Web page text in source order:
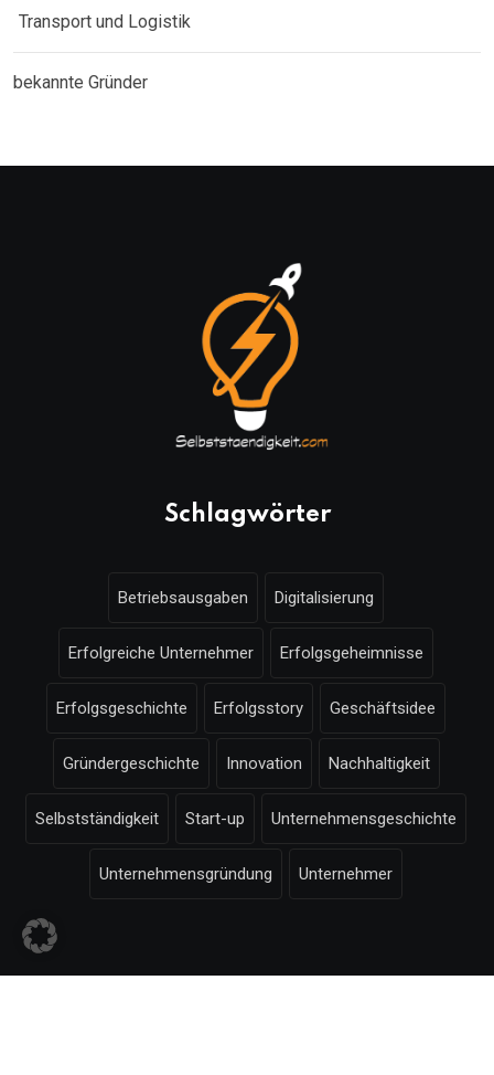
Transport und Logistik
bekannte Gründer
Schlagwörter
Betriebsausgaben Digitalisierung
Erfolgreiche Unternehmer Erfolgsgeheimnisse
Erfolgsgeschichte Erfolgsstory Geschäftsidee
Gründergeschichte Innovation Nachhaltigkeit
Selbstständigkeit Start-up Unternehmensgeschichte
Unternehmensgründung Unternehmer